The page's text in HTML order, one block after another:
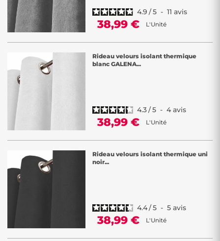
4.9 /5 - 11 avis
38,99 € L'Unité
Rideau velours isolant thermique
blanc GALENA...
4.3/5 - 4 avis
38,99 € L'Unité
Rideau velours isolant thermique uni
noir...
4.4/5 - 5 avis
38,99 € L'Unité